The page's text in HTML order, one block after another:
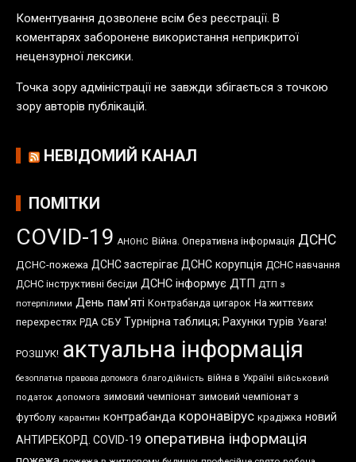
Коментування дозволене всім без реєстрації. В
коментарях заборонене використання неприкритої
нецензурної лексики.
Точка зору адміністрації не завжди збігається з точкою
зору авторів публікацій.
НЕВІДОМИЙ КАНАЛ
ПОМІТКИ
COVID-19 АНОНС Війна. Оперативна інформація ДСНС
ДСНС-пожежа ДСНС застерігає ДСНС корупція ДСНС навчання
ДСНС інструктивні бесіди ДСНС інформує ДТП ДТП з
потерпілими День пам'яті Контрабанда цигарок На життєвих
перехрестях РДА СБУ Турнірна таблиця; Рахунки турів Увага!
РОЗШУК! актуальна інформація
безоплатна правова допомога благодійність війна в Україні військовий
податок допомога зимовий чемпіонат зимовий чемпіонат з
футболу карантин контрабанда коронавірус крадіжка новий
АНТИРЕКОРД. COVID-19 оперативна інформація